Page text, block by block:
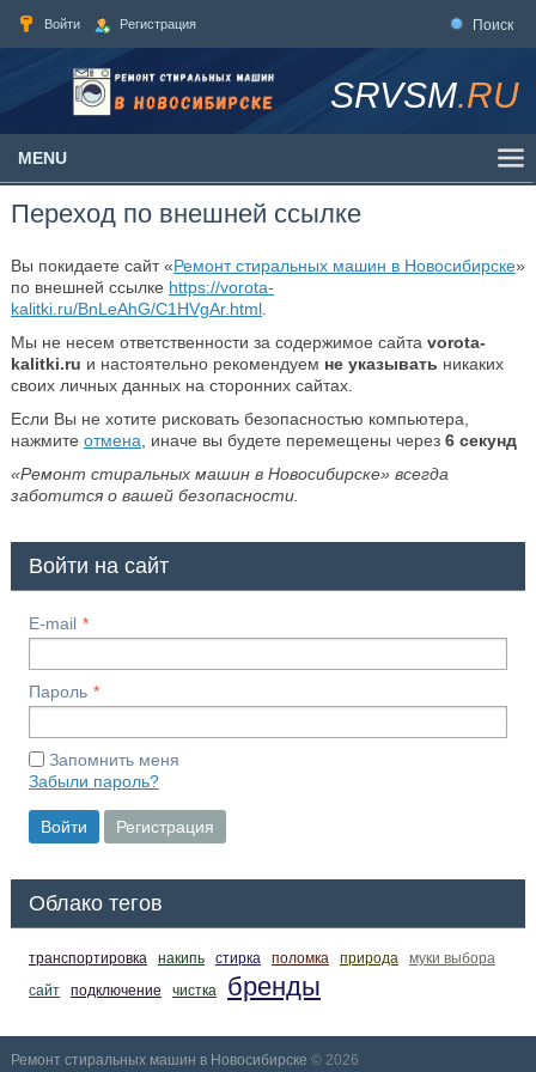
Войти Регистрация Поиск
SRVSM.RU
MENU
Переход по внешней ссылке
Вы покидаете сайт «Ремонт стиральных машин в Новосибирске»
по внешней ссылке https://vorota-
kalitki.ru/BnLeAhG/C1HVgAr.html.
Мы не несем ответственности за содержимое сайта vorota-
kalitki.ru и настоятельно рекомендуем не указывать никаких
своих личных данных на сторонних сайтах.
Если Вы не хотите рисковать безопасностью компьютера,
нажмите отмена , иначе вы будете перемещены через 6секунд
«Ремонт стиральных машин в Новосибирске» всегда
заботится о вашей безопасности.
Войти на сайт
E-mail
Пароль
Запомнить меня
Забыли пароль?
Войти Регистрация
Облако тегов
транспортировка накипь стирка поломка природа
муки выбора
сайт
подключение чистка бренды
Ремонт стиральных машин в Новосибирске © 2026